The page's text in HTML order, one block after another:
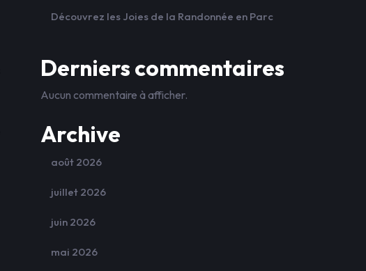
Découvrez les Joies de la Randonnée en Parc
Derniers commentaires
Aucun commentaire à afficher.
Archive
août 2026
juillet 2026
juin 2026
mai 2026